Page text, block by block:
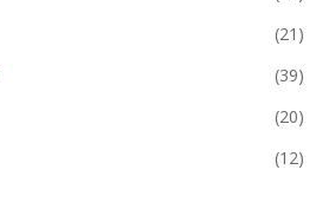
(21)
(39)
(20)
(12)